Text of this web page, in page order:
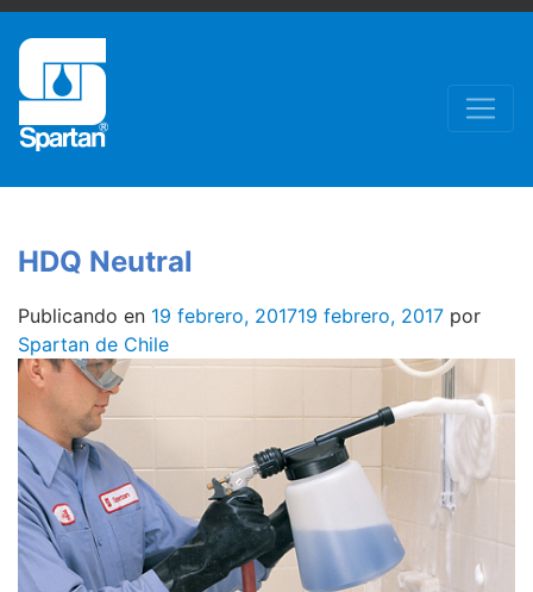
HDQ Neutral
Publicando en 19 febrero, 201719 febrero, 2017 por
Spartan de Chile